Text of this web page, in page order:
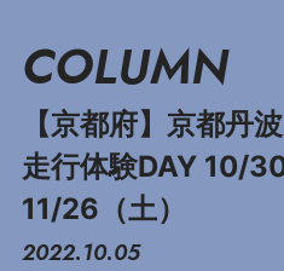
COLUMN
【京都府】京都丹
走行体験DAY 10/30
11/26（土）
2022.10.05